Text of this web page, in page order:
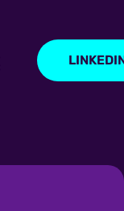
LINKEDIN